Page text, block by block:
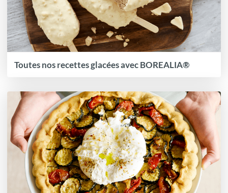
Toutes nos recettes glacées avec BOREALIA®